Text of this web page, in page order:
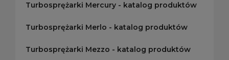
Turbosprężarki Mercury - katalog produktów
Turbosprężarki Merlo - katalog produktów
Turbosprężarki Mezzo - katalog produktów